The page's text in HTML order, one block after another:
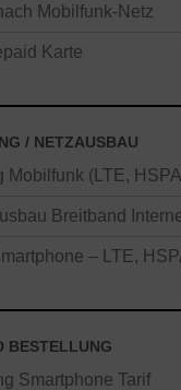
Mobilfunk-Netz
Karte
/ NETZAUSBAU
Mobilfunk (LTE,
Breitband
– LTE,
BESTELLUNG
Smartphone Tarif